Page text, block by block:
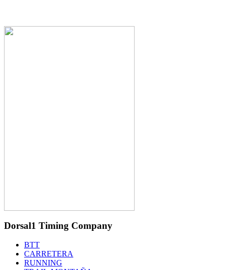
Dorsal1 Timing Company
BTT
CARRETERA
RUNNING